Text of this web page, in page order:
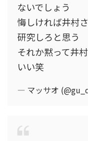
ないでしょう
悔しければ井村
研究しろと思う
それか黙って井
いい笑
— マッサオ